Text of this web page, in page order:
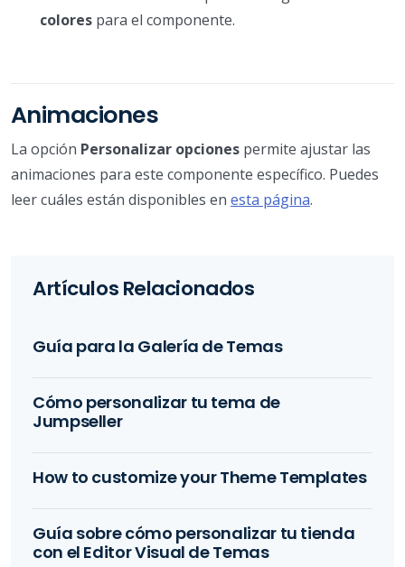
colores para el componente.
Animaciones
La opción Personalizar opciones permite ajustar las
animaciones para este componente específico. Puedes
leer cuáles están disponibles en esta página.
Artículos Relacionados
Guía para la Galería de Temas
Cómo personalizar tu tema de
Jumpseller
How to customize your Theme Templates
Guía sobre cómo personalizar tu tienda
con el Editor Visual de Temas